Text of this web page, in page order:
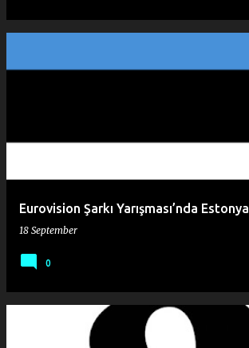
Eurovision Şarkı Yarışması’nda Estonya
18 September
0